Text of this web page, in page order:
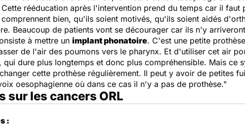
rééducation après l'intervention prend du temps car il faut
bien, qu'ils soient motivés, qu'ils soient aidés
Beaucoup de patients vont se décourager car ils n'y
à mettre un implant phonatoire. C'est une petite
de l'air des poumons vers le pharynx. Et d'utiliser cet air
dure plus longtemps et donc plus compréhensible. Mais ce
cette prothèse régulièrement. Il peut y avoir de petites
oesophagienne où dans ce cas il n'y a pas de prothèse."
sur les cancers ORL
: